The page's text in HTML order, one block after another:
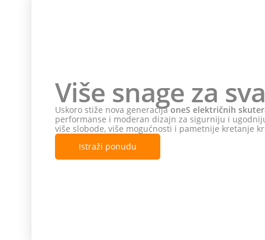
Više snage za
Uskoro stiže nova generacijaoneS električnih
performanse i moderan dizajn za sigurniju i
više slobode, više mogućnosti i pametnije kretanje
Istraži ponudu